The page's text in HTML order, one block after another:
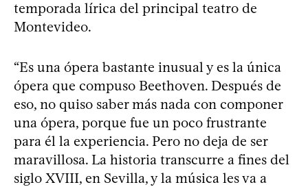
temporada lírica del principal teatro de
Montevideo.
“Es una ópera bastante inusual y es la única
ópera que compuso Beethoven. Después de
eso, no quiso saber más nada con componer
una ópera, porque fue un poco frustrante
para él la experiencia. Pero no deja de ser
maravillosa. La historia transcurre a fines del
siglo XVIII, en Sevilla, y la música les va a